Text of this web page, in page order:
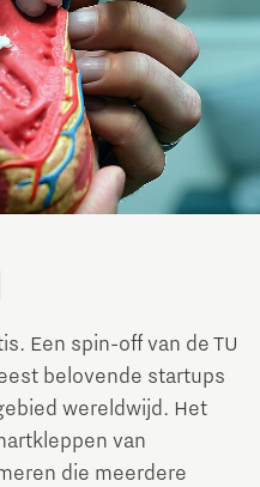
Een spin-off van de TU
belovende startups
wereldwijd. Het
van
die meerdere